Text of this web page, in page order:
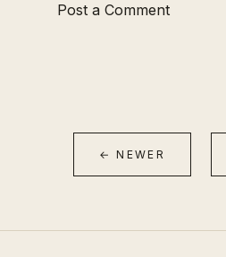
Post a Comment
← NEWER